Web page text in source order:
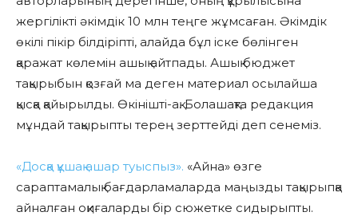
жергілікті әкімдік 10 млн теңге жұмсаған. Әкімдік
өкілі пікір білдіріпті, алайда бұл іске бөлінген
қаражат көлемін ашық айтпады. Ашық бюджет
тақырыбын қозғай ма деген материал осылайша
қысқа қайырылды. Өкінішті-ақ. Болашақта редакция
мұндай тақырыпты терең зерттейді деп сенеміз.
«Досқа құшақ ашар туыспыз». «Айна» өзге
сараптамалық бағдарламаларда маңызды тақырыпқа
айналған оқиғаларды бір сюжетке сидырыпты.